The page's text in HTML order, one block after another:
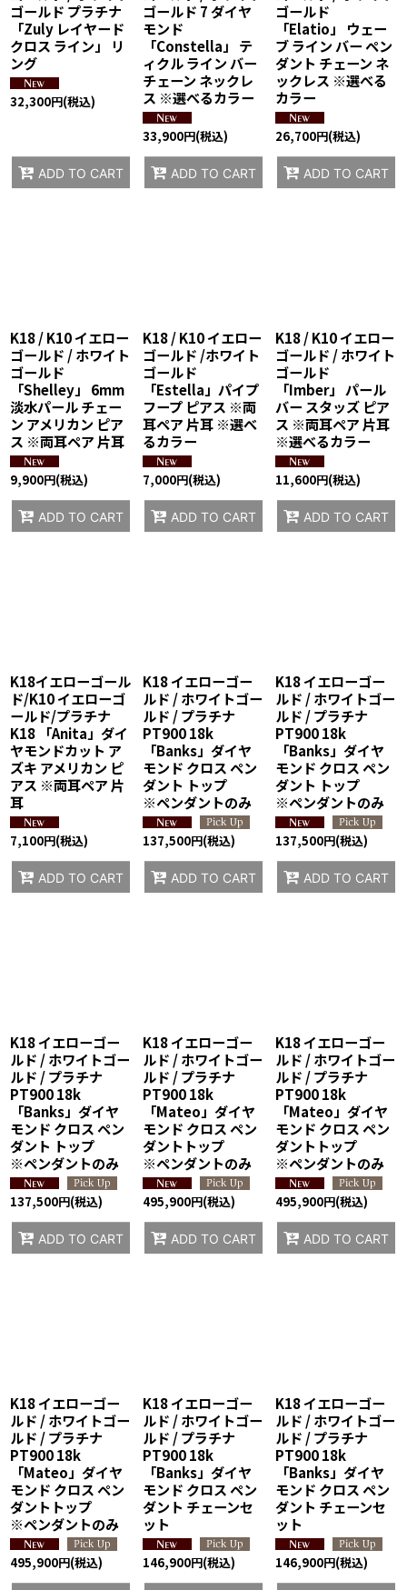
ゴールド プラチナ
「Zuly レイヤード
クロス ライン」 リ
ング
32,300円(税込)
ADD TO CART
ゴールド 7 ダイヤ
モンド
「Constella」 テ
ィクル ライン バー
チェーン ネックレ
ス ※選べるカラー
33,900円(税込)
ADD TO CART
ゴールド
「Elatio」 ウェー
ブ ライン バー ペン
ダント チェーン ネ
ックレス ※選べる
カラー
26,700円(税込)
ADD TO CART
K18 / K10 イエロー
ゴールド / ホワイト
ゴールド
「Shelley」 6mm
淡水パール チェー
ン アメリカン ピア
ス ※両耳ペア 片耳
9,900円(税込)
ADD TO CART
K18 / K10 イエロー
ゴールド /ホワイト
ゴールド
「Estella」パイプ
フープ ピアス ※両
耳ペア 片耳 ※選べ
るカラー
7,000円(税込)
ADD TO CART
K18 / K10 イエロー
ゴールド / ホワイト
ゴールド
「Imber」 パール
バー スタッズ ピア
ス ※両耳ペア 片耳
※選べるカラー
11,600円(税込)
ADD TO CART
K18イエローゴール
ド/K10 イエローゴ
ールド/プラチナ
K18 「Anita」ダイ
ヤモンドカット ア
ズキ アメリカン ピ
アス ※両耳ペア 片
耳
7,100円(税込)
ADD TO CART
K18 イエローゴー
ルド / ホワイトゴー
ルド / プラチナ
PT900 18k
「Banks」ダイヤ
モンド クロス ペン
ダント トップ
※ペンダントのみ
137,500円(税込)
ADD TO CART
K18 イエローゴー
ルド / ホワイトゴー
ルド / プラチナ
PT900 18k
「Banks」ダイヤ
モンド クロス ペン
ダント トップ
※ペンダントのみ
137,500円(税込)
ADD TO CART
K18 イエローゴー
ルド / ホワイトゴー
ルド / プラチナ
PT900 18k
「Banks」ダイヤ
モンド クロス ペン
ダント トップ
※ペンダントのみ
137,500円(税込)
ADD TO CART
K18 イエローゴー
ルド / ホワイトゴー
ルド / プラチナ
PT900 18k
「Mateo」ダイヤ
モンド クロス ペン
ダントトップ
※ペンダントのみ
495,900円(税込)
ADD TO CART
K18 イエローゴー
ルド / ホワイトゴー
ルド / プラチナ
PT900 18k
「Mateo」ダイヤ
モンド クロス ペン
ダントトップ
※ペンダントのみ
495,900円(税込)
ADD TO CART
K18 イエローゴー
ルド / ホワイトゴー
ルド / プラチナ
PT900 18k
「Mateo」ダイヤ
モンド クロス ペン
ダントトップ
※ペンダントのみ
495,900円(税込)
K18 イエローゴー
ルド / ホワイトゴー
ルド / プラチナ
PT900 18k
「Banks」ダイヤ
モンド クロス ペン
ダント チェーンセ
ット
146,900円(税込)
K18 イエローゴー
ルド / ホワイトゴー
ルド / プラチナ
PT900 18k
「Banks」ダイヤ
モンド クロス ペン
ダント チェーンセ
ット
146,900円(税込)